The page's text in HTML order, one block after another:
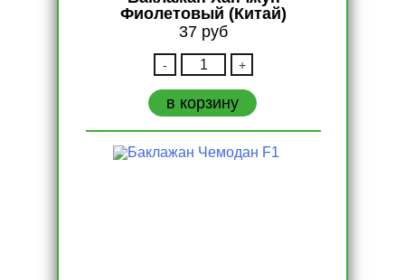
Фиолетовый (Китай)
37 руб
Количество
Баклажан
Ханчжун
Фиолетовый
(Китай)
- +
в корзину